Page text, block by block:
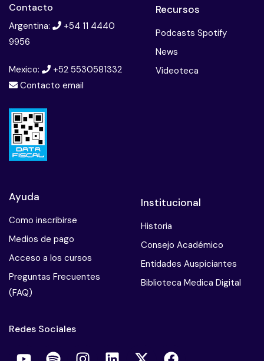
Contacto
Argentina:
+54 11 4440
9956
Mexico:
+52 5530581332
Contacto email
Recursos
Podcasts Spotify
News
Videoteca
Ayuda
Como inscribirse
Medios de pago
Acceso a los cursos
Preguntas Frecuentes
(FAQ)
Institucional
Historia
Consejo Académico
Entidades Auspiciantes
Biblioteca Medica Digital
Redes Sociales